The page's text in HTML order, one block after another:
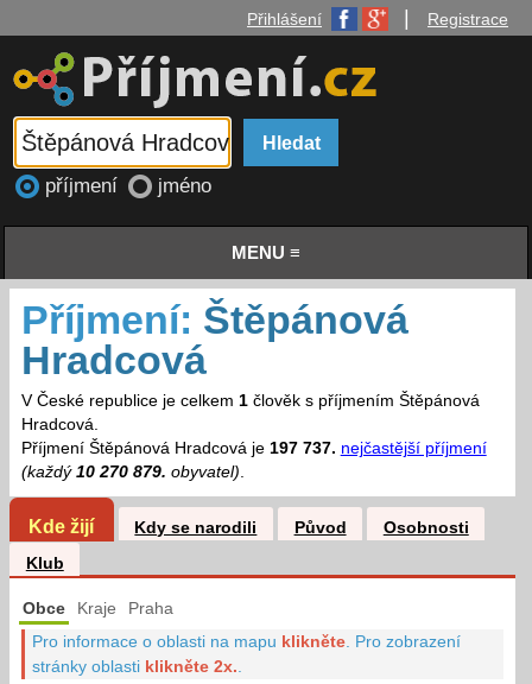
Přihlášení Registrace
příjmení jméno
MENU ≡
Příjmení: Štěpánová
Hradcová
V České republice je celkem 1člověk s příjmením Štěpánová
Hradcová.
Příjmení Štěpánová Hradcová je 197 737. nejčastější příjmení
(každý 10 270 879. obyvatel).
Kde žijí Kdy se narodili Původ
Osobnosti
Klub
Obce Kraje Praha
Pro informace o oblasti na mapu klikněte Pro zobrazení
stránky oblasti klikněte 2x.